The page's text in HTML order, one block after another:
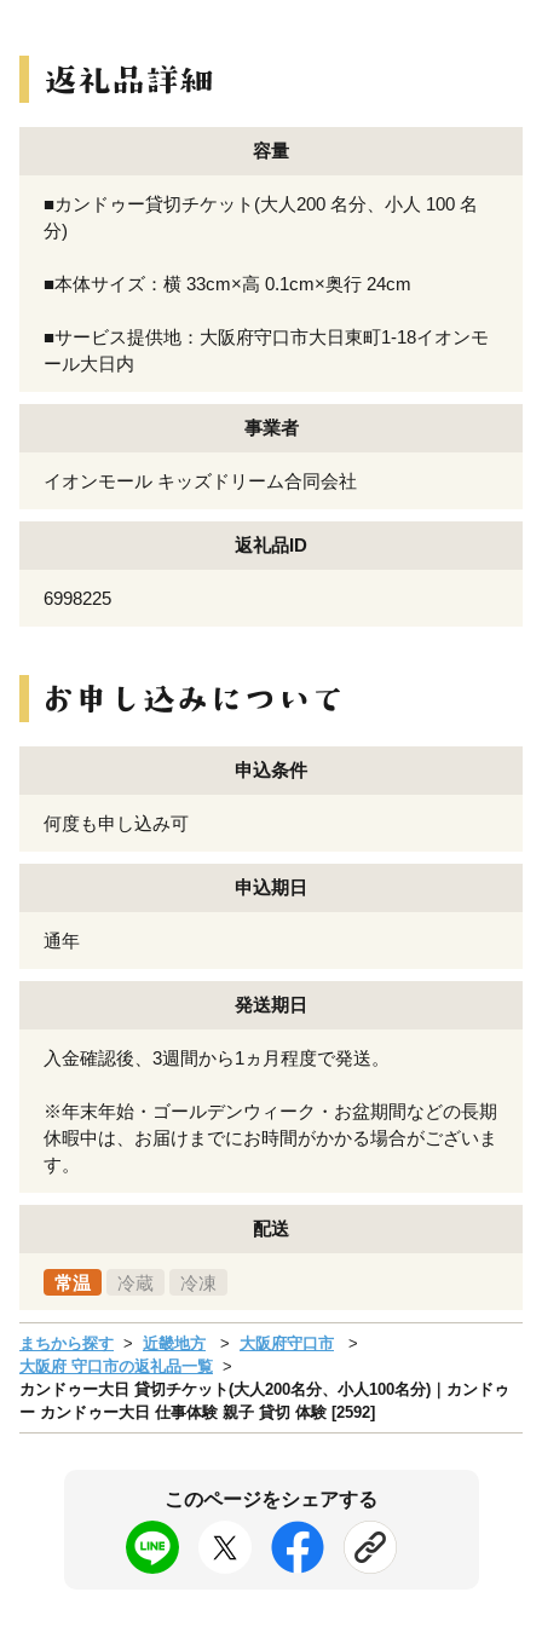
容量
■カンドゥー貸切チケット(大人200 名分、小人 100 名
分)
■本体サイズ：横 33cm×高 0.1cm×奥行 24cm
■サービス提供地：大阪府守口市大日東町1-18イオンモ
ール大日内
事業者
イオンモール キッズドリーム合同会社
返礼品ID
6998225
申込条件
何度も申し込み可
申込期日
通年
発送期日
入金確認後、3週間から1ヵ月程度で発送。
※年末年始・ゴールデンウィーク・お盆期間などの長期
休暇中は、お届けまでにお時間がかかる場合がございま
す。
配送
常温 冷蔵 冷凍
まちから探す 近畿地方
大阪府守口市
大阪府 守口市の返礼品一覧
カンドゥー大日 貸切チケット(大人200名分、小人100名分)｜カンドゥ
ー カンドゥー大日 仕事体験 親子 貸切 体験 [2592]
このページをシェアする